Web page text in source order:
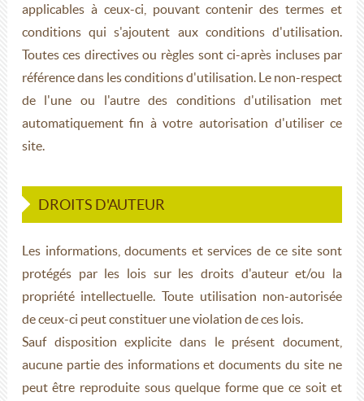
applicables à ceux-ci, pouvant contenir des termes et
conditions qui s'ajoutent aux conditions d'utilisation.
Toutes ces directives ou règles sont ci-après incluses par
référence dans les conditions d'utilisation. Le non-respect
de l'une ou l'autre des conditions d'utilisation met
automatiquement fin à votre autorisation d'utiliser ce
site.
DROITS D'AUTEUR
Les informations, documents et services de ce site sont
protégés par les lois sur les droits d'auteur et/ou la
propriété intellectuelle. Toute utilisation non-autorisée
de ceux-ci peut constituer une violation de ces lois.
Sauf disposition explicite dans le présent document,
aucune partie des informations et documents du site ne
peut être reproduite sous quelque forme que ce soit et